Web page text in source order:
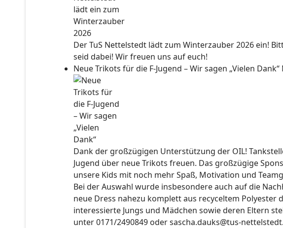
Der TuS Nettelstedt lädt zum Winterzauber 2026 ein!
seid dabei! Wir freuen uns auf euch!
Neue Trikots für die F-Jugend – Wir sagen „Vielen Dank“
Dank der großzügigen Unterstützung der OIL!
Jugend über neue Trikots freuen. Das großzügige
unsere Kids mit noch mehr Spaß, Motivation und
Bei der Auswahl wurde insbesondere auch auf die
neue Dress nahezu komplett aus recyceltem Polyester
interessierte Jungs und Mädchen sowie deren Eltern
unter 0171/2490849 oder sascha.dauks@tus-